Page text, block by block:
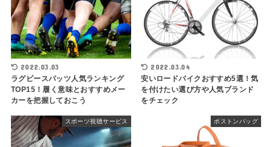
2022.03.03
ラグビースパッツ人気ランキング
TOP15！履く意味とおすすめメー
カーを把握しておこう
2022.03.04
安いロードバイクおすすめ5選！気
を付けたい選び方や人気ブランド
をチェック
スポーツ視聴サービス ボストンバッグ